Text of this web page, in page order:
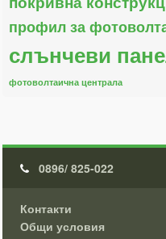
профил за
слънчеви
фотоволтаична централа
0896/ 825-022
Контакти
Общи условия